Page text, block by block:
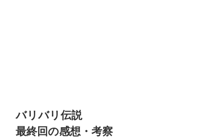
バリバリ伝説
最終回の感想・考察